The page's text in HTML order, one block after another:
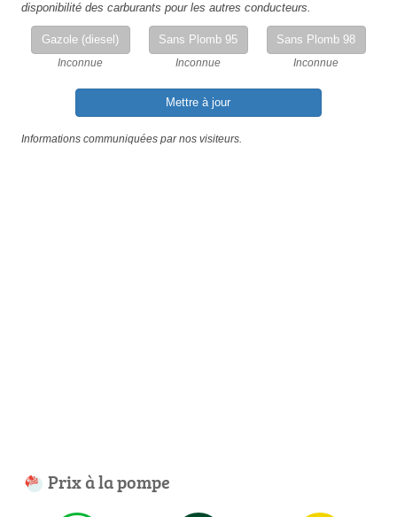
disponibilité des carburants pour les autres conducteurs.
Gazole (diesel)
Inconnue
Sans Plomb 95
Inconnue
Sans Plomb 98
Inconnue
Mettre à jour
Informations communiquées par nos visiteurs.
Prix à la pompe